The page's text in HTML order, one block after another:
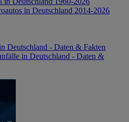
in Deutschland 2014-2026
Deutschland - Daten & Fakten
in Deutschland - Daten &